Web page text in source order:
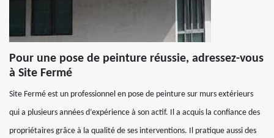
Pour une pose de peinture réussie, adressez-vous
à Site Fermé
Site Fermé est un professionnel en pose de peinture sur murs extérieurs
qui a plusieurs années d’expérience à son actif. Il a acquis la confiance des
propriétaires grâce à la qualité de ses interventions. Il pratique aussi des